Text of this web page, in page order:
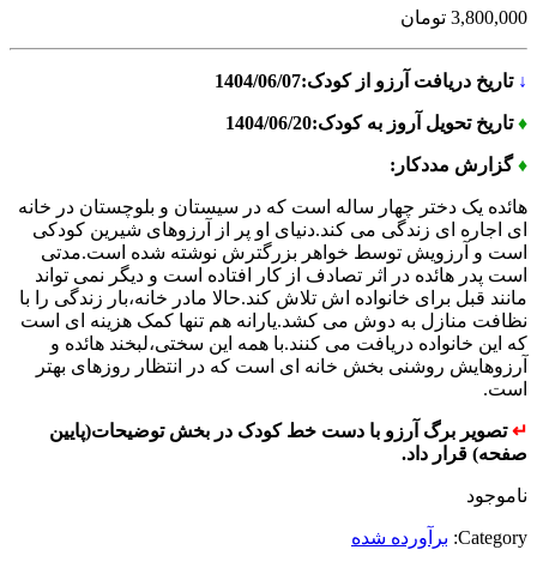
3,800,000 تومان
↓ تاریخ دریافت آرزو از کودک:1404/06/07
♦تاریخ تحویل آروز به کودک:1404/06/20
♦گزارش مددکار:
هائده یک دختر چهار ساله است که در سیستان و بلوچستان در خانه
ای اجاره ای زندگی می کند.دنیای او پر از آرزوهای شیرین کودکی
است و آرزویش توسط خواهر بزرگترش نوشته شده است.مدتی
است پدر هائده در اثر تصادف از کار افتاده است و دیگر نمی تواند
مانند قبل برای خانواده اش تلاش کند.حالا مادر خانه،بار زندگی را با
نظافت منازل به دوش می کشد.یارانه هم تنها کمک هزینه ای است
که این خانواده دریافت می کنند.با همه این سختی،لبخند هائده و
آرزوهایش روشنی بخش خانه ای است که در انتظار روزهای بهتر
است.
↵تصویر برگ آرزو با دست خط کودک در بخش توضیحات(پایین
صفحه) قرار داد.
ناموجود
Category: برآورده شده